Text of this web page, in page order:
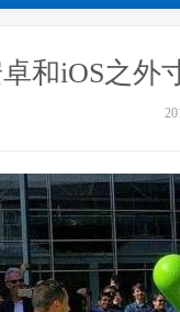
和iOS之外